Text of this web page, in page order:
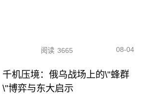
阅读 3665 08-04
千机压境：俄乌战场上的\"蜂群
\"博弈与东大启示